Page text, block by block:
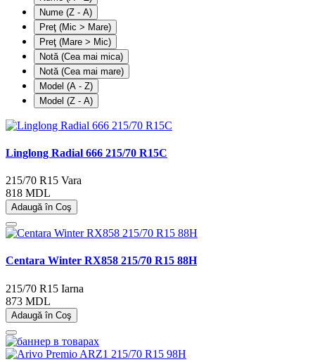
Nume (Z - A)
Preţ (Mic > Mare)
Preţ (Mare > Mic)
Notă (Cea mai mica)
Notă (Cea mai mare)
Model (A - Z)
Model (Z - A)
Linglong Radial 666 215/70 R15C
215/70 R15 Vara
818 MDL
Adaugă în Coş
Centara Winter RX858 215/70 R15 88H
215/70 R15 Iarna
873 MDL
Adaugă în Coş